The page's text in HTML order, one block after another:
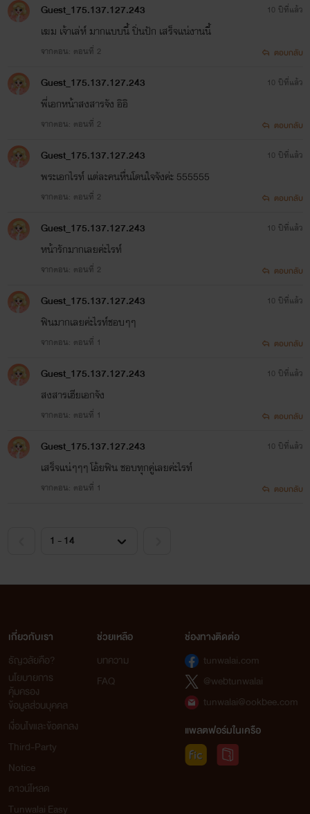
Guest_175.137.127.243
เฆม เจ้าเล่ห์ มากแบบนี้ ปิ่นปัก เสร็จเเน่งานนี้
จากตอน: ตอนที่ 2
10 ปีที่แล้ว
ตอบกลับ
Guest_175.137.127.243
พี่เอกหน้าสงสารจัง อิอิ
จากตอน: ตอนที่ 2
10 ปีที่แล้ว
ตอบกลับ
Guest_175.137.127.243
พระเอกไรท์ แต่ละคนหื่นโดนใจจังค่ะ 555555
จากตอน: ตอนที่ 2
10 ปีที่แล้ว
ตอบกลับ
Guest_175.137.127.243
หน้ารักมากเลยค่ะไรท์
จากตอน: ตอนที่ 2
10 ปีที่แล้ว
ตอบกลับ
Guest_175.137.127.243
ฟินมากเลยค่ะไรท์ชอบๆๆ
จากตอน: ตอนที่ 1
10 ปีที่แล้ว
ตอบกลับ
Guest_175.137.127.243
สงสารเฮียเอกจัง
จากตอน: ตอนที่ 1
10 ปีที่แล้ว
ตอบกลับ
Guest_175.137.127.243
เสร็จแน่ๆๆๆ โอ้ยฟิน ชอบทุกคู่เลยค่ะไรท์
จากตอน: ตอนที่ 1
10 ปีที่แล้ว
ตอบกลับ
เกี่ยวกับเรา
ธัญวลัยคือ?
นโยบายการ
คุ้มครอง
ข้อมูลส่วนบุคคล
เงื่อนไขและข้อตกลง
Third-Party
Notice
ดาวน์โหลด
Tunwalai Easy
ช่วยเหลือ
บทความ
FAQ
ช่องทางติดต่อ
tunwalai.com
@webtunwalai
tunwalai@ookbee.com
แพลตฟอร์มในเครือ